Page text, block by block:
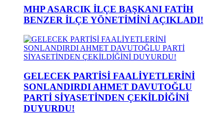
MHP ASARCIK İLÇE BAŞKANI FATİH
BENZER İLÇE YÖNETİMİNİ AÇIKLADI!
GELECEK PARTİSİ FAALİYETLERİNİ
SONLANDIRDI AHMET DAVUTOĞLU
PARTİ SİYASETİNDEN ÇEKİLDİĞİNİ
DUYURDU!